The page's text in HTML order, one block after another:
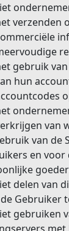
verzenden
gebruik
hun
van
van de
en
delen van
Gebruiker
gebruiken